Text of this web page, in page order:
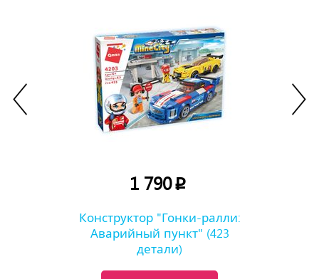
1 790p
Конструктор "Гонки-ралли:
Аварийный пункт" (423
детали)